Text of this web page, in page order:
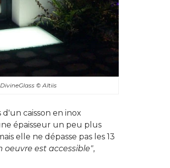
© Altiis
caisson en inox
épaisseur un peu plus
elle ne dépasse pas les 13
oeuvre est accessible",